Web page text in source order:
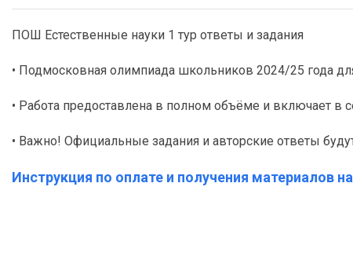
ПОШ Естественные науки 1 тур ответы и задания
• Подмосковная олимпиада школьников 2024/25 года
• Работа предоставлена в полном объёме и включает в
• Важно! Официальные задания и авторские ответы
Инструкция по оплате и получения материалов